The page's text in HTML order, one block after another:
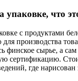
упаковке, что
производства
финское сырье, а сам
сертификацию.
где нарисован